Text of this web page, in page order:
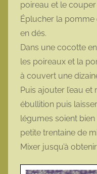
poireau et le couper
Éplucher la
en dés.
Dans une cocotte
les poireaux et la
à couvert une
Puis ajouter l’eau
ébullition puis
légumes soient
petite trentaine de
Mixer jusqu’à